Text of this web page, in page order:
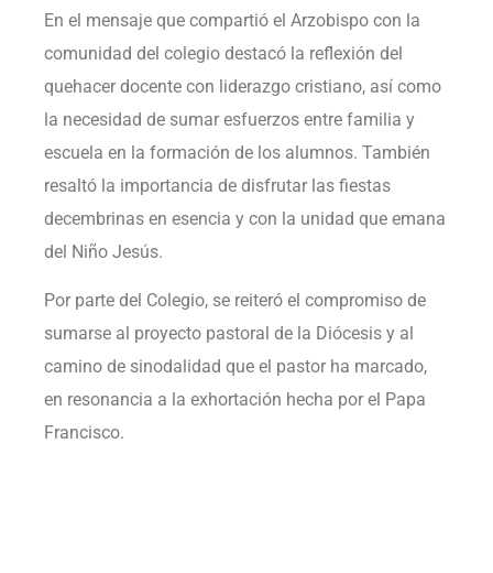
En el mensaje que compartió el Arzobispo con la
comunidad del colegio destacó la reflexión del
quehacer docente con liderazgo cristiano, así como
la necesidad de sumar esfuerzos entre familia y
escuela en la formación de los alumnos. También
resaltó la importancia de disfrutar las fiestas
decembrinas en esencia y con la unidad que emana
del Niño Jesús.
Por parte del Colegio, se reiteró el compromiso de
sumarse al proyecto pastoral de la Diócesis y al
camino de sinodalidad que el pastor ha marcado,
en resonancia a la exhortación hecha por el Papa
Francisco.